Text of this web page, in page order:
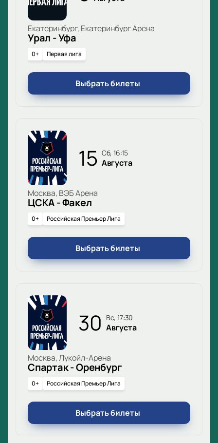
специальные предложения для организации
мероприятий с коллегами или партнёрами.
Екатеринбург, Екатеринбург Арена
Урал - Уфа
0+ Первая лига
Выбрать билеты
15 сб, 16:15
Августа
Москва, ВЭБ Арена
ЦСКА - Факел
0+ Российская Премьер Лига
Выбрать билеты
30 вс, 17:30
Августа
Москва, Лукойл-Арена
Спартак - Оренбург
0+ Российская Премьер Лига
Выбрать билеты